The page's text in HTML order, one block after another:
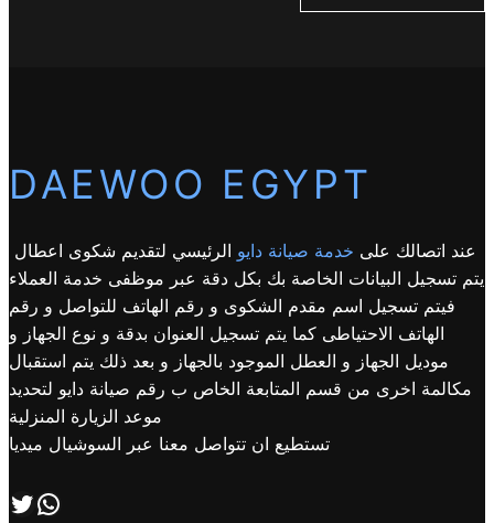
DAEWOO EGYPT
عند اتصالك على خدمة صيانة دايو الرئيسي لتقديم شكوى اعطال
يتم تسجيل البيانات الخاصة بك بكل دقة عبر موظفى خدمة العملاء
فيتم تسجيل اسم مقدم الشكوى و رقم الهاتف للتواصل و رقم
الهاتف الاحتياطى كما يتم تسجيل العنوان بدقة و نوع الجهاز و
موديل الجهاز و العطل الموجود بالجهاز و بعد ذلك يتم استقبال
مكالمة اخرى من قسم المتابعة الخاص ب رقم صيانة دايو لتحديد
موعد الزيارة المنزلية
تستطيع ان تتواصل معنا عبر السوشيال ميديا
تابعنا علي صفحة التويتر اتصل بنا علي طريق الوتساب